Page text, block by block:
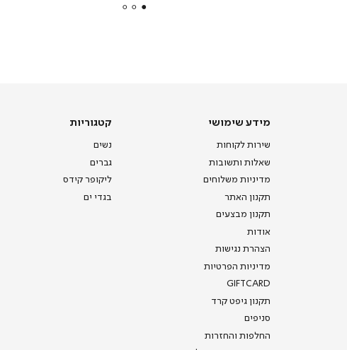
מידע שימושי
שירות לקוחות
שאלות ותשובות
מדיניות משלוחים
תקנון האתר
תקנון מבצעים
אודות
הצהרת נגישות
מדיניות הפרטיות
GIFTCARD
תקנון גיפט קרד
סניפים
החלפות והחזרות
קטגוריות
נשים
גברים
ליקופר קידס
בגדי ים